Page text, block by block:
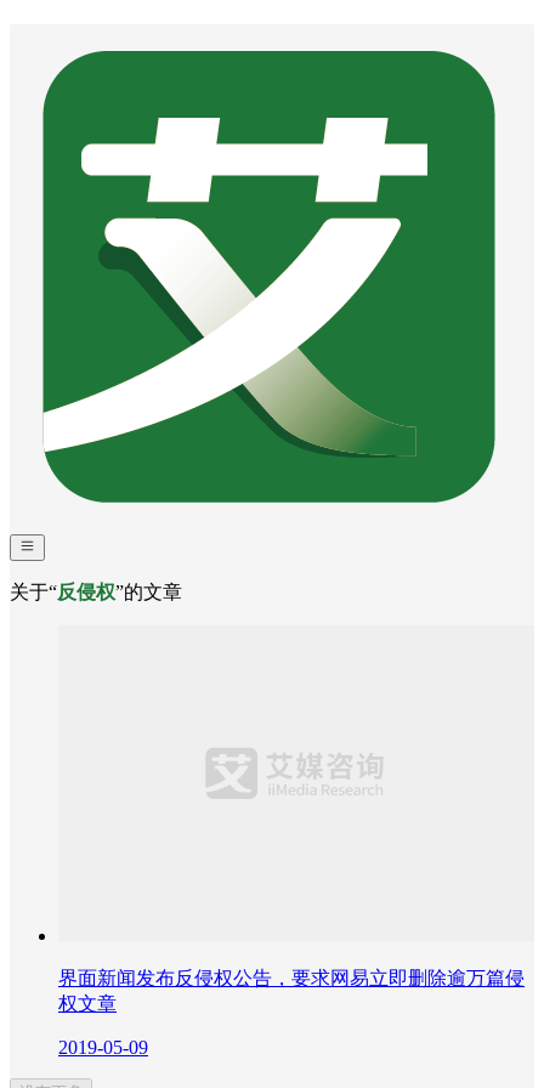
关于“反侵权”的文章
界面新闻发布反侵权公告，要求网易立即删除逾万篇侵
权文章
2019-05-09